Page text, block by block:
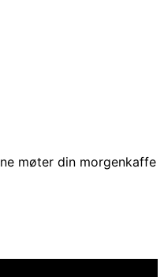
møter din morgenkaffe